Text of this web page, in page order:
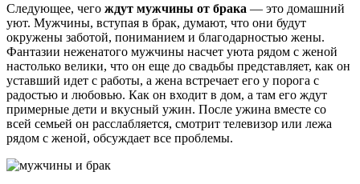
Следующее, чего ждут мужчины от брака — это домашний
уют. Мужчины, вступая в брак, думают, что они будут
окружены заботой, пониманием и благодарностью жены.
Фантазии неженатого мужчины насчет уюта рядом с женой
настолько велики, что он еще до свадьбы представляет, как он
уставший идет с работы, а жена встречает его у порога с
радостью и любовью. Как он входит в дом, а там его ждут
примерные дети и вкусный ужин. После ужина вместе со
всей семьей он расслабляется, смотрит телевизор или лежа
рядом с женой, обсуждает все проблемы.